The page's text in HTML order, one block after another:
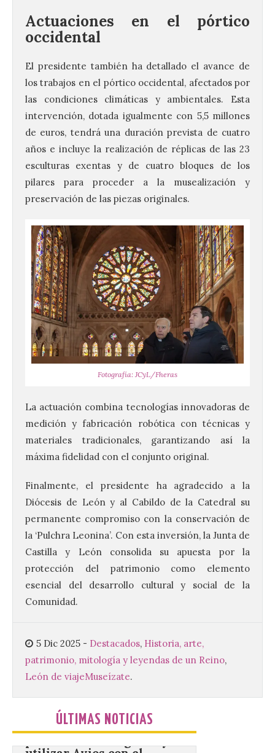
Actuaciones en el pórtico
occidental
El presidente también ha detallado el avance de
los trabajos en el pórtico occidental, afectados por
las condiciones climáticas y ambientales. Esta
intervención, dotada igualmente con 5,5 millones
de euros, tendrá una duración prevista de cuatro
años e incluye la realización de réplicas de las 23
esculturas exentas y de cuatro bloques de los
pilares para proceder a la musealización y
preservación de las piezas originales.
Fotografía: JCyL/Fheras
La actuación combina tecnologías innovadoras de
medición y fabricación robótica con técnicas y
materiales tradicionales, garantizando así la
máxima fidelidad con el conjunto original.
Finalmente, el presidente ha agradecido a la
Diócesis de León y al Cabildo de la Catedral su
permanente compromiso con la conservación de
la ‘Pulchra Leonina’. Con esta inversión, la Junta de
Castilla y León consolida su apuesta por la
protección del patrimonio como elemento
esencial del desarrollo cultural y social de la
Comunidad.
5 Dic 2025 - Destacados, Historia, arte,
patrimonio, mitología y leyendas de un Reino,
León de viajeMuseízate.
ÚLTIMAS NOTICIAS
Iberia Express, 10 años
volando a Islandia y más
de 170.000 pasajeros
6 Ago 2026
Desde junio de 2016, la
aerolínea ha retomado los
vuelos con Reikiavik cada
frecuencias semanales y, este año, los […]
Iberia Club amplía las
posibilidades de ganar y
utilizar Avios con el
lanzamiento de Avios
Hoteles